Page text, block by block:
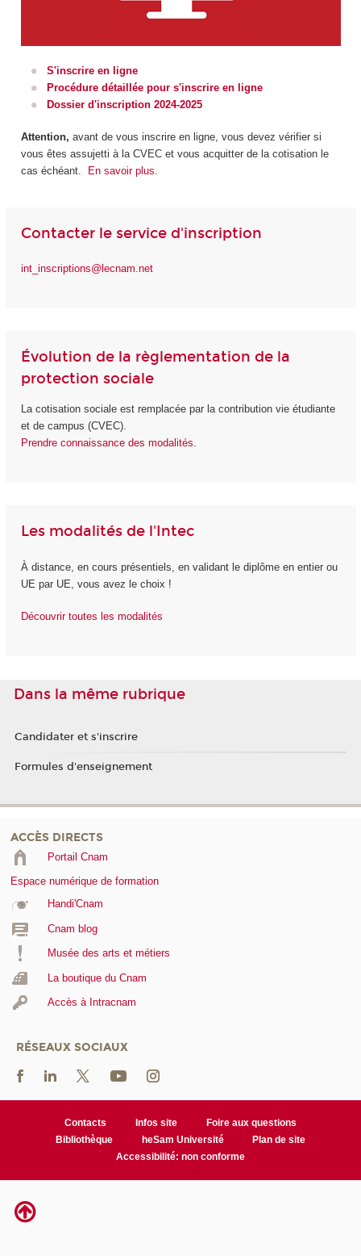
S'inscrire en ligne
Procédure détaillée pour s'inscrire en ligne
Dossier d'inscription 2024-2025
Attention, avant de vous inscrire en ligne, vous devez vérifier si
vous êtes assujetti à la CVEC et vous acquitter de la cotisation le
cas échéant.
En savoir plus.
Contacter le service d'inscription
int_inscriptions@lecnam.net
Évolution de la règlementation de la
protection sociale
La cotisation sociale est remplacée par la contribution vie étudiante
et de campus (CVEC).
Prendre connaissance des modalités.
Les modalités de l'Intec
À distance, en cours présentiels, en validant le diplôme en entier ou
UE par UE, vous avez le choix !
Découvrir toutes les modalités
Dans la même rubrique
Candidater et s'inscrire
Formules d'enseignement
ACCÈS DIRECTS
Portail Cnam
Espace numérique de formation
Handi'Cnam
Cnam blog
Musée des arts et métiers
La boutique du Cnam
Accès à Intracnam
RÉSEAUX SOCIAUX
Contacts Infos site
Foire aux questions
Bibliothèque
heSam Université
Plan de site
Accessibilité: non conforme